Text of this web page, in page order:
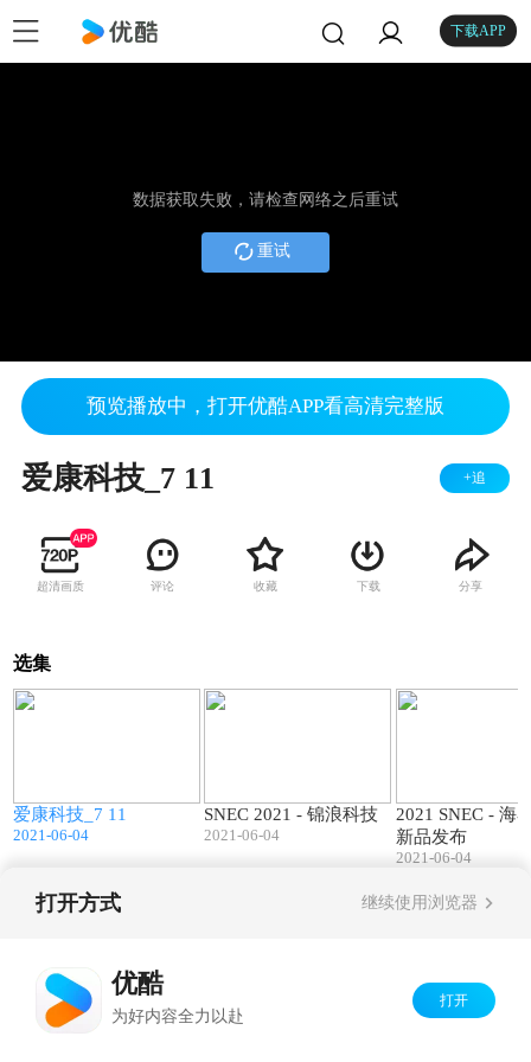
下载APP
数据获取失败，请检查网络之后重试
重试
预览播放中，打开优酷APP看高清完整版
爱康科技_7 11 +追
超清画质 评论 收藏 下载 分享
选集
爱康科技_7 11
2021-06-04
SNEC 2021 - 锦浪科技
2021-06-04
2021 SNEC - 海
新品发布
2021-06-04
打开方式 继续使用浏览器
优酷
为好内容全力以赴
打开